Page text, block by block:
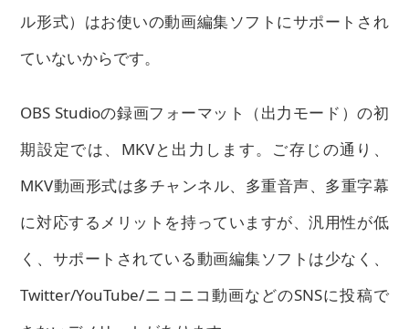
ル形式）はお使いの動画編集ソフトにサポートされ
ていないからです。
OBS Studioの録画フォーマット（出力モード）の初
期設定では、MKVと出力します。 ご存じの通り、
MKV動画形式は多チャンネル、多重音声、多重字幕
に対応するメリットを持っていますが、汎用性が低
く、サポートされている動画編集ソフトは少なく、
Twitter/YouTube/ニコニコ動画などのSNSに投稿で